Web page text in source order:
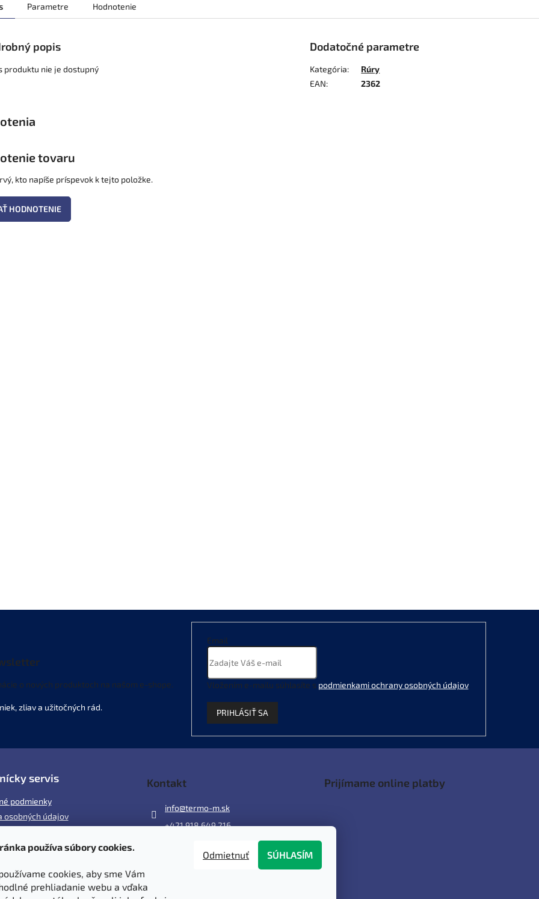
používa súbory cookies.
cookies, aby sme Vám
prehliadanie webu a vďaka
Odmietnuť SÚHLASÍM
Parametre Hodnotenie
popis
produktu nie je dostupný
Dodatočné parametre
Kategória:
Rúry
EAN: 2362
tovaru
kto napíše príspevok k tejto položke.
HODNOTENIE
o nových produktoch na našom e-shope.
Email
Vložením e-mailu súhlasíte s podmienkami ochrany osobných údajov.
PRIHLÁSIŤ SA
servis
podmienky
osobných údajov
Kontakt
info@termo-m.sk
+421 918 649 216
Prijímame online platby